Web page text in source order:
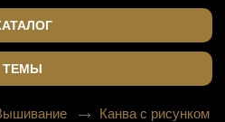
ТЕМЫ
Канва с рисунком